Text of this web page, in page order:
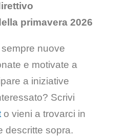
primavera 2026
nuove
e motivate a
a iniziative
Scrivi
o vieni a trovarci in
descritte sopra.